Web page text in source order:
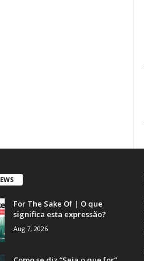
For The Sake Of | O que
significa esta expressão?
Aug 7, 2026